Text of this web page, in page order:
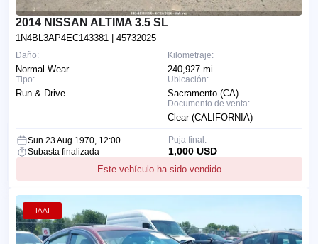
2014 NISSAN ALTIMA 3.5 SL
1N4BL3AP4EC143381 | 45732025
Kilometraje:
240,927 mi
Ubicación:
Sacramento (CA)
Documento de venta:
Clear (CALIFORNIA)
Daño:
Normal Wear
Tipo:
Run & Drive
Sun 23 Aug 1970, 12:00
Subasta finalizada
Este vehículo ha sido vendido
Puja final:
1,000 USD
IAAI